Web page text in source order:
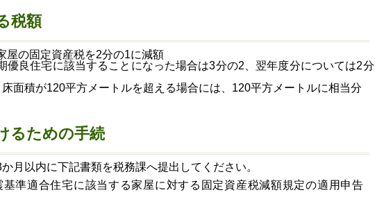
税額
屋の固定資産税を2分の1に減額
優良住宅に該当することになった場合は3分の2、翌年度分については2分
面積が120平方メートルを超える場合には、120平方メートルに相当分
るための手続
か月以内に下記書類を税務課へ提出してください。
基準適合住宅に該当する家屋に対する固定資産税減額規定の適用申告